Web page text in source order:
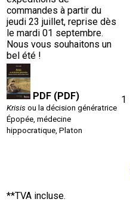
commandes à partir du
jeudi 23 juillet, reprise dès
le mardi 01 septembre.
Nous vous souhaitons un
bel été !
PDF (PDF)
Krisis ou la décision génératrice
Épopée, médecine
hippocratique, Platon
1
**TVA incluse.